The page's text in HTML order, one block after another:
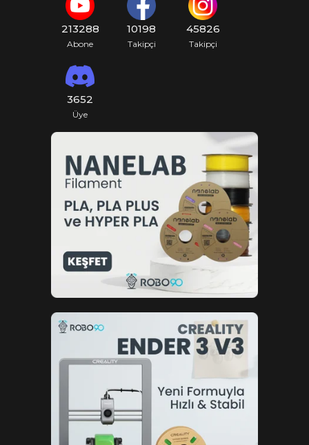
213288
Abone
10198
Takipçi
45826
Takipçi
3652
Üye